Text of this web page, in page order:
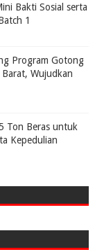
Bakti Sosial serta
1
Program Gotong
Wujudkan
Ton Beras untuk
Kepedulian